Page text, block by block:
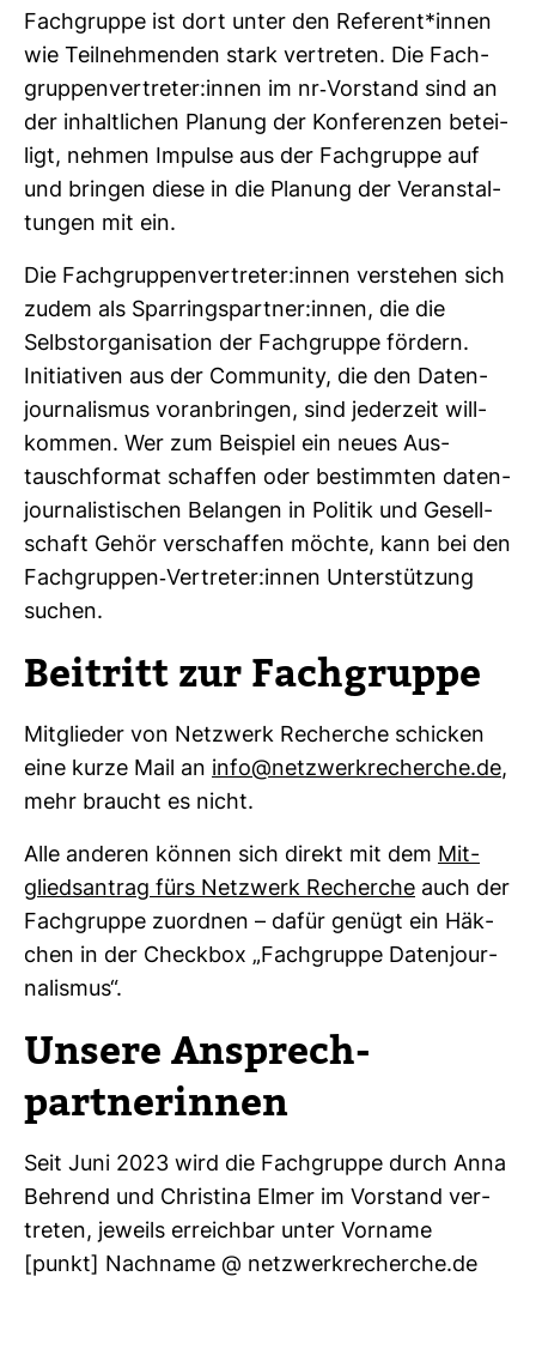
Fach­gruppe ist dort unter den Refe­rent*innen
wie Teil­neh­menden stark ver­treten. Die Fach­
grup­pen­ver­treter:innen im nr-​Vor­stand sind an
der inhalt­li­chen Pla­nung der Kon­fe­renzen betei­
ligt, nehmen Impulse aus der Fach­gruppe auf
und bringen diese in die Pla­nung der Ver­an­stal­
tungen mit ein.
Die Fach­grup­pen­ver­treter:innen ver­stehen sich
zudem als Spar­rings­partner:innen, die die
Selbst­or­ga­ni­sa­tion der Fach­gruppe för­dern.
Initia­tiven aus der Com­mu­nity, die den Daten­
jour­na­lismus vor­an­bringen, sind jeder­zeit will­
kommen. Wer zum Bei­spiel ein neues Aus­
tausch­format schaffen oder bestimmten daten­
jour­na­lis­ti­schen Belangen in Politik und Gesell­
schaft Gehör ver­schaffen möchte, kann bei den
Fach­gruppen-​Ver­treter:innen Unter­stüt­zung
suchen.
Bei­tritt zur Fach­gruppe
Mit­glieder von Netz­werk Recherche schi­cken
eine kurze Mail an info@netz­werk­re­cherche.de,
mehr braucht es nicht.
Alle anderen können sich direkt mit dem Mit­
glieds­an­trag fürs Netz­werk Recherche auch der
Fach­gruppe zuordnen – dafür genügt ein Häk­
chen in der Checkbox „Fach­gruppe Daten­jour­
na­lismus“.
Unsere Ansprech­
partnerinnen
Seit Juni 2023 wird die Fach­gruppe durch Anna
Beh­rend und Chris­tina Elmer im Vor­stand ver­
treten, jeweils erreichbar unter Vor­name
[punkt] Nach­name @ netz­werk­re­cherche.de